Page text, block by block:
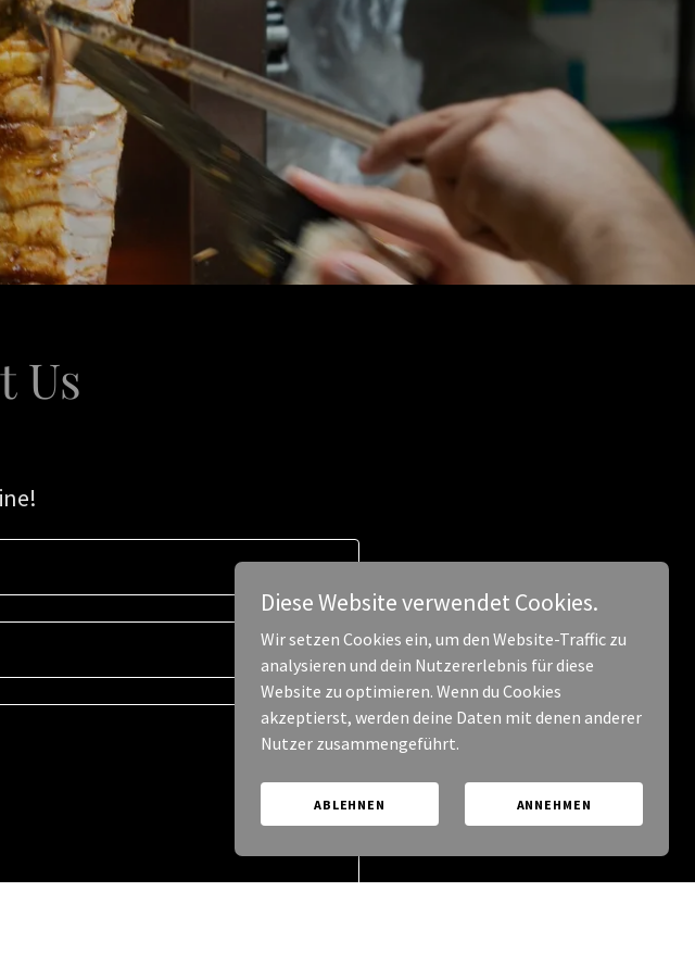
Us
Diese Website verwendet Cookies.
Wir setzen Cookies ein, um den Website-Traffic zu
analysieren und dein Nutzererlebnis für diese
Website zu optimieren. Wenn du Cookies
akzeptierst, werden deine Daten mit denen anderer
Nutzer zusammengeführt.
ABLEHNEN ANNEHMEN